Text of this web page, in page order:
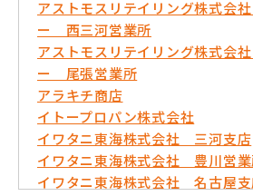
アストモスリテイリング株式会
ー 西三河営業所
アストモスリテイリング株式会
ー 尾張営業所
アラキチ商店
イトープロパン株式会社
イワタニ東海株式会社 三河支店
イワタニ東海株式会社 豊川営業
イワタニ東海株式会社 名古屋支